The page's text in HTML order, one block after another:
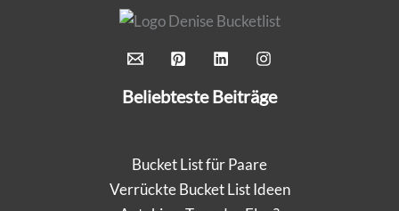
Beliebteste Beiträge
Bucket List für Paare
Verrückte Bucket List Ideen